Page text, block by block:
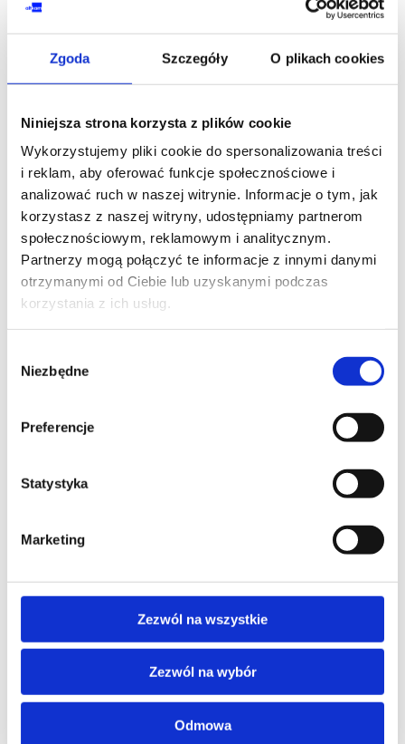
Zgoda Szczegóły O plikach cookies
Niniejsza strona korzysta z plików cookie
Wykorzystujemy pliki cookie do spersonalizowania treści
i reklam, aby oferować funkcje społecznościowe i
analizować ruch w naszej witrynie. Informacje o tym, jak
korzystasz z naszej witryny, udostępniamy partnerom
społecznościowym, reklamowym i analitycznym.
Partnerzy mogą połączyć te informacje z innymi danymi
otrzymanymi od Ciebie lub uzyskanymi podczas
korzystania z ich usług.
zgody
Niezbędne
Preferencje
Statystyka
Marketing
Zezwól na wszystkie
Zezwól na wybór
Odmowa
FIRMA
TREŚĆ WIADOMOŚCI*
Wyrażam zgodę na przetwarzanie moich danych osobowych podanych w
Administratorem Państwa danych osobowych jest: Altkom Akademia S.A. 00-867
Warszawa ul. Chłodna 51, KRS: 0000859378, NIP: 527-267-43-24, REGON: